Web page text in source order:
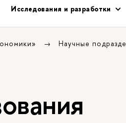
Исследования и разработки
Научные